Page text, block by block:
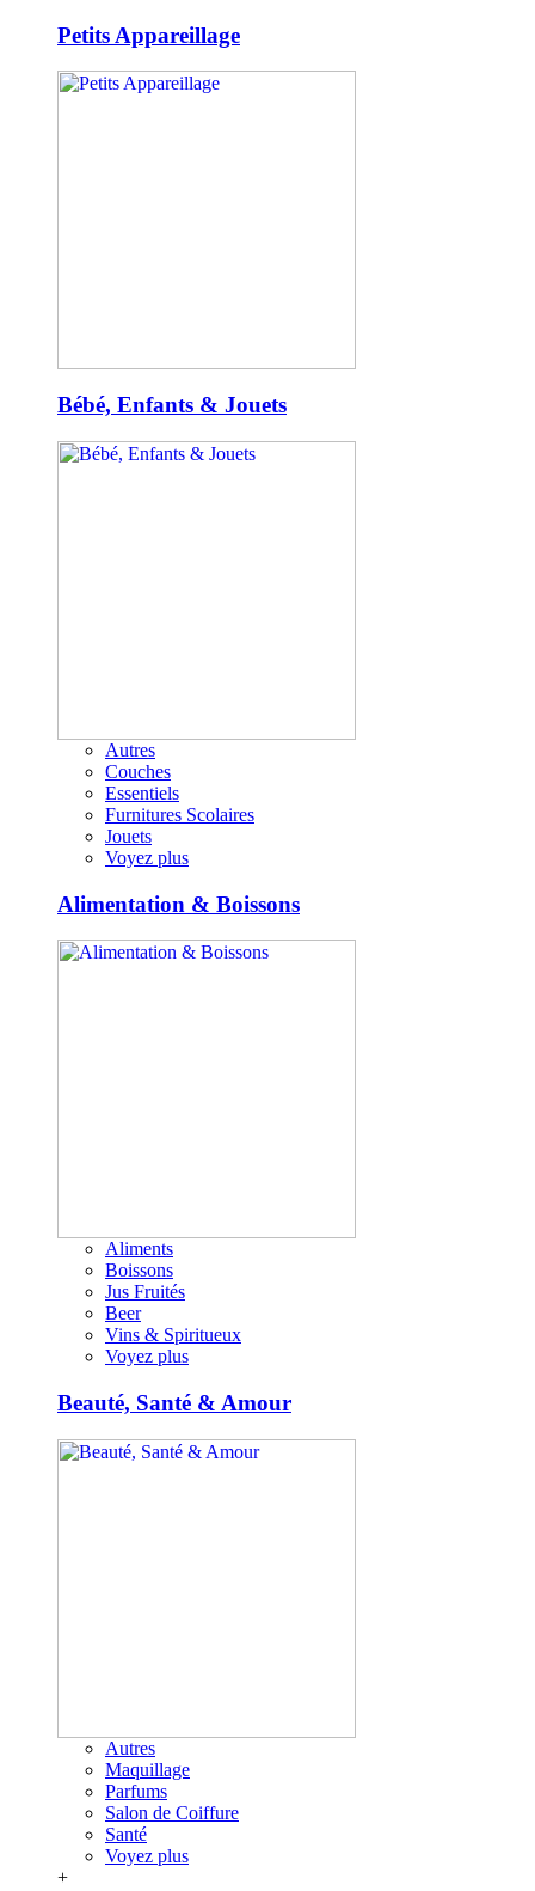
Petits Appareillage
Bébé, Enfants & Jouets
Autres
Couches
Essentiels
Furnitures Scolaires
Jouets
Voyez plus
Alimentation & Boissons
Aliments
Boissons
Jus Fruités
Beer
Vins & Spiritueux
Voyez plus
Beauté, Santé & Amour
Autres
Maquillage
Parfums
Salon de Coiffure
Santé
Voyez plus
+